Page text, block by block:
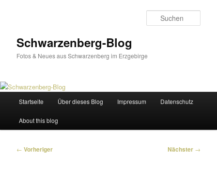
Schwarzenberg-Blog
Fotos & Neues aus Schwarzenberg im Erzgebirge
Startseite Über dieses Blog Impressum Datenschutz
About this blog
Beitragsnavigation
← Vorheriger Nächster →